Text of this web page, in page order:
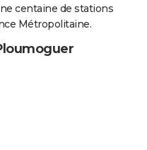
centaine de stations
Métropolitaine.